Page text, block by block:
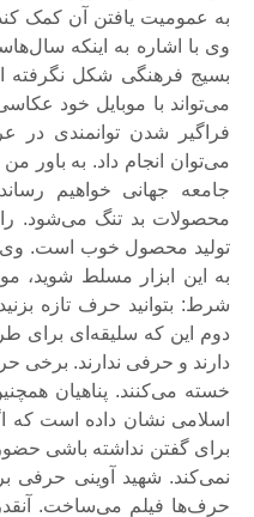
به عمومیت یافتن آن کمک
وی با اشاره به اینکه
بسیج فرهنگی شکل نگرفته
می‌تواند با موبایل خود
فراگیر شدن توانمندی در
می‌توان انجام داد. به باور من
جامعه جهانی خواهیم
محصولات بد تنگ می‌شود.
تولید محصول خوب است. وی
به این ابزار مسلط شوید،
شرط: بتوانید حرف تازه
دوم این که سلیقه‌ای برای
دارند و حرفی ندارند. برخی
اسلامی نشان داده است که
برای گفتن نداشته باشی
نمی‌کند. شهید آوینی حرفی
حرف‌ها فیلم می‌ساخت.